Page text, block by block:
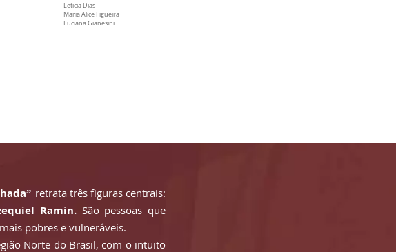
Leticia Dias
Maria Alice Figueira
Luciana Gianesini
retrata três figuras centrais:
Ramin. São pessoas que
pobres e vulneráveis.
Norte do Brasil, com o intuito